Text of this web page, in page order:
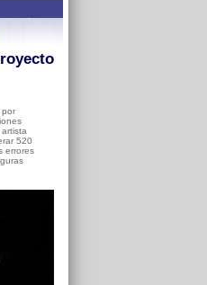
520
errores